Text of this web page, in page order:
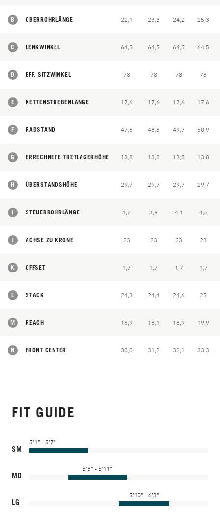
B OBERROHRLÄNGE 22,1 23,3 24,2 25,3
C LENKWINKEL 64,5 64,5 64,5 64,5
D EFF. SITZWINKEL 78 78 78 78
E KETTENSTREBENLÄNGE 17,6 17,6 17,6 17,6
F RADSTAND 47,6 48,8 49,7 50,9
G ERRECHNETE TRETLAGERHÖHE 13,8 13,8 13,8 13,8
H ÜBERSTANDSHÖHE 29,7 29,7 29,7 29,7
I STEUERROHRLÄNGE 3,7 3,9 4,1 4,5
J ACHSE ZU KRONE 23 23 23 23
K OFFSET 1,7 1,7 1,7 1,7
L STACK 24,3 24,4 24,6 25
M REACH 16,9 18,1 18,9 19,9
N FRONT CENTER 30,0 31,2 32,1 33,3
FIT GUIDE
SM
5’1” - 5’7”
MD
5’5” - 5’11”
LG
5’10” - 6’3”